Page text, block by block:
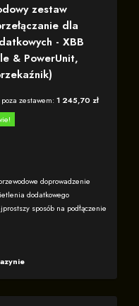
zestaw
dla
- XBB
& PowerUnit,
zestawem:1 245,70 zł
doprowadzenie
dodatkowego
sposób na podłączenie